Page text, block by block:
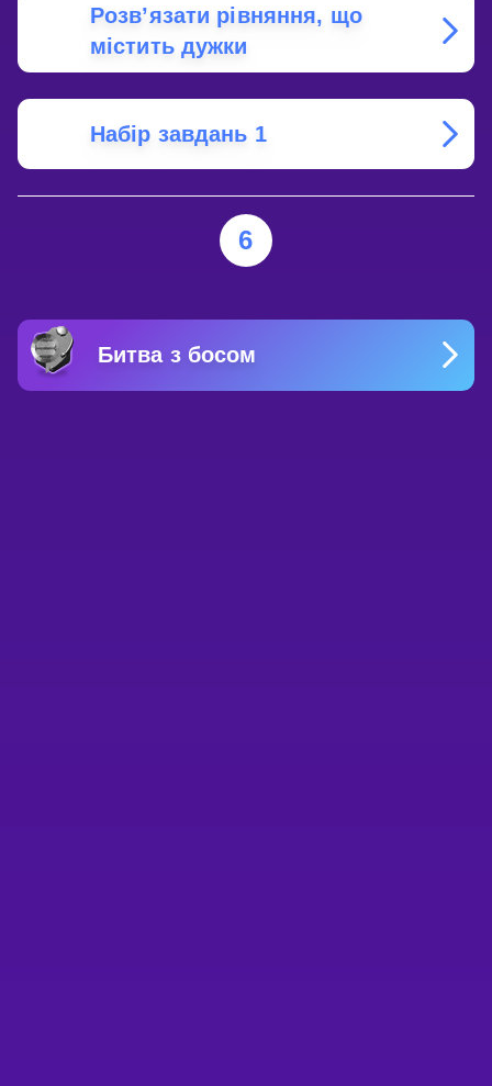
Розв’язати рівняння, що
містить дужки
Набір завдань 1
6
Битва з босом